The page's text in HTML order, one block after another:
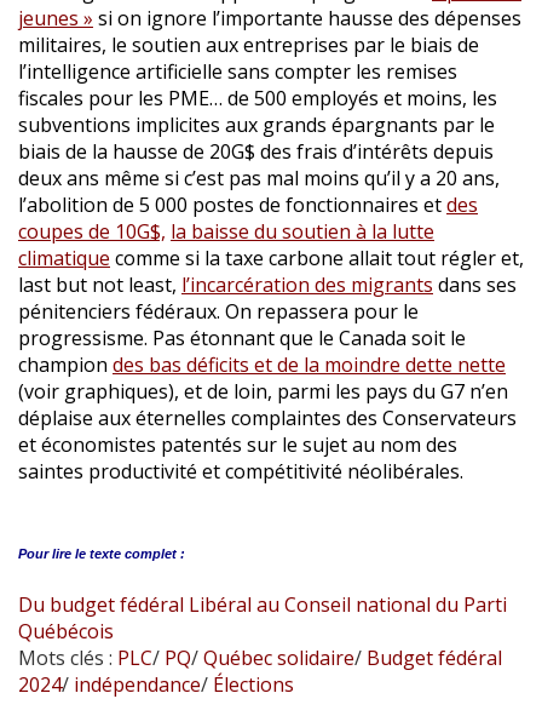
jeunes » si on ignore l’importante hausse des dépenses
militaires, le soutien aux entreprises par le biais de
l’intelligence artificielle sans compter les remises
fiscales pour les PME… de 500 employés et moins, les
subventions implicites aux grands épargnants par le
biais de la hausse de 20G$ des frais d’intérêts depuis
deux ans même si c’est pas mal moins qu’il y a 20 ans,
l’abolition de 5 000 postes de fonctionnaires etdes
coupes de 10G$, la baisse du soutien à la lutte
climatique comme si la taxe carbone allait tout régler et,
last but not least, l’incarcération des migrants dans ses
pénitenciers fédéraux. On repassera pour le
progressisme. Pas étonnant que le Canada soit le
champion des bas déficits et de la moindre dette nette
(voir graphiques), et de loin, parmi les pays du G7 n’en
déplaise aux éternelles complaintes des Conservateurs
et économistes patentés sur le sujet au nom des
saintes productivité et compétitivité néolibérales.
Pour lire le texte complet :
Du budget fédéral Libéral au Conseil national du Parti
Québécois
Mots clés : PLC/ PQ/Québec solidaire/ Budget fédéral
2024/ indépendance/ Élections